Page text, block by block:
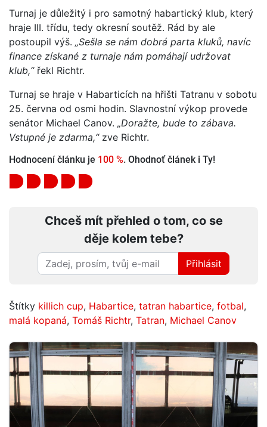
Turnaj je důležitý i pro samotný habartický klub, který
hraje III. třídu, tedy okresní soutěž. Rád by ale
postoupil výš. „Sešla se nám dobrá parta kluků, navíc
finance získané z turnaje nám pomáhají udržovat
klub,“řekl Richtr.
Turnaj se hraje v Habarticích na hřišti Tatranu v sobotu
25. června od osmi hodin. Slavnostní výkop provede
senátor Michael Canov. „Doražte, bude to zábava.
Vstupné je zdarma,“zve Richtr.
Hodnocení článku je 100 %. Ohodnoť článek i Ty!
Chceš mít přehled o tom, co se
děje kolem tebe?
Přihlásit
Štítky killich cup, Habartice, tatran habartice, fotbal,
malá kopaná, Tomáš Richtr, Tatran, Michael Canov